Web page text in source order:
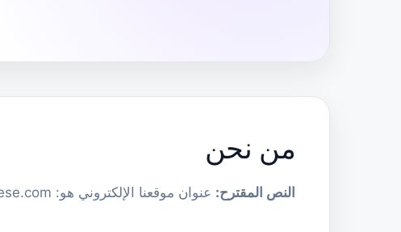
من نحن
النص المقترح: عنوان موقعنا الإلكتروني هو: https://animechinese.com.